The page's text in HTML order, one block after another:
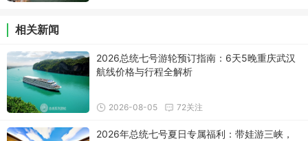
相关新闻
2026总统七号游轮预订指南：6天5晚重庆武汉
航线价格与行程全解析
72关注
2026-08-05
2026年总统七号夏日专属福利：带娃游三峡，